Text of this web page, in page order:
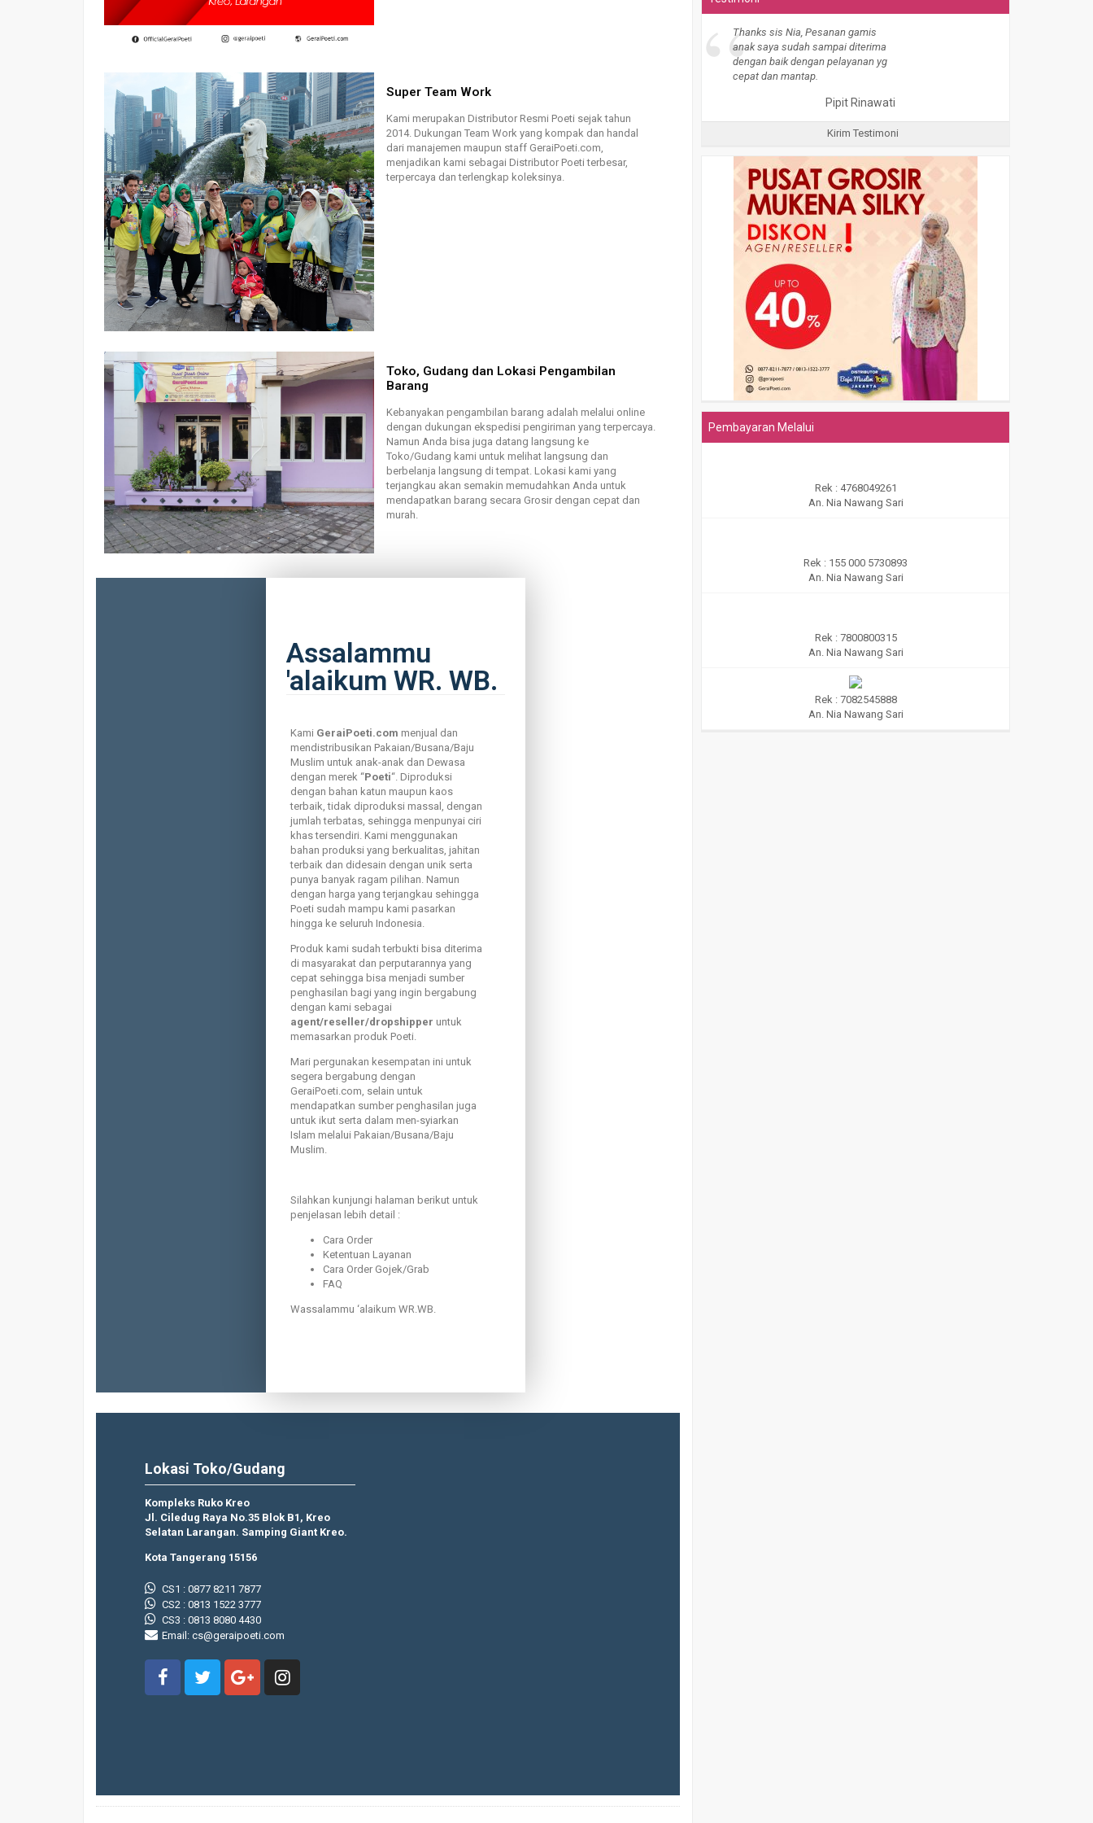
Super Team Work
Kami merupakan Distributor Resmi Poeti sejak tahun
2014. Dukungan Team Work yang kompak dan handal
dari manajemen maupun staff GeraiPoeti.com,
menjadikan kami sebagai Distributor Poeti terbesar,
terpercaya dan terlengkap koleksinya.
Toko, Gudang dan Lokasi Pengambilan
Barang
Kebanyakan pengambilan barang adalah melalui online
dengan dukungan ekspedisi pengiriman yang terpercaya.
Namun Anda bisa juga datang langsung ke
Toko/Gudang kami untuk melihat langsung dan
berbelanja langsung di tempat. Lokasi kami yang
terjangkau akan semakin memudahkan Anda untuk
mendapatkan barang secara Grosir dengan cepat dan
murah.
Assalammu
'alaikum WR. WB.
Kami GeraiPoeti.com menjual dan
mendistribusikan Pakaian/Busana/Baju
Muslim untuk anak-anak dan Dewasa
dengan merek “Poeti“. Diproduksi
dengan bahan katun maupun kaos
terbaik, tidak diproduksi massal, dengan
jumlah terbatas, sehingga menpunyai ciri
khas tersendiri. Kami menggunakan
bahan produksi yang berkualitas, jahitan
terbaik dan didesain dengan unik serta
punya banyak ragam pilihan. Namun
dengan harga yang terjangkau sehingga
Poeti sudah mampu kami pasarkan
hingga ke seluruh Indonesia.
Produk kami sudah terbukti bisa diterima
di masyarakat dan perputarannya yang
cepat sehingga bisa menjadi sumber
penghasilan bagi yang ingin bergabung
dengan kami sebagai
agent/reseller/dropshipper untuk
memasarkan produk Poeti.
Mari pergunakan kesempatan ini untuk
segera bergabung dengan
GeraiPoeti.com, selain untuk
mendapatkan sumber penghasilan juga
untuk ikut serta dalam men-syiarkan
Islam melalui Pakaian/Busana/Baju
Muslim.
Silahkan kunjungi halaman berikut untuk
penjelasan lebih detail :
Cara Order
Ketentuan Layanan
Cara Order Gojek/Grab
FAQ
Wassalammu ‘alaikum WR.WB.
Lokasi Toko/Gudang
Kompleks Ruko Kreo
Jl. Ciledug Raya No.35 Blok B1, Kreo
Selatan Larangan. Samping Giant Kreo.
Kota Tangerang 15156
CS1 : 0877 8211 7877
CS2 : 0813 1522 3777
CS3 : 0813 8080 4430
Email: cs@geraipoeti.com
“Thanks sis Nia, Pesanan gamis
anak saya sudah sampai diterima
dengan baik dengan pelayanan yg
cepat dan mantap.
Pipit Rinawati
Kirim Testimoni
Pembayaran Melalui
Rek : 4768049261
An. Nia Nawang Sari
Rek : 155 000 5730893
An. Nia Nawang Sari
Rek : 7800800315
An. Nia Nawang Sari
Rek : 7082545888
An. Nia Nawang Sari